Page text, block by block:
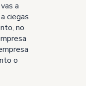
a
ciegas
no
o